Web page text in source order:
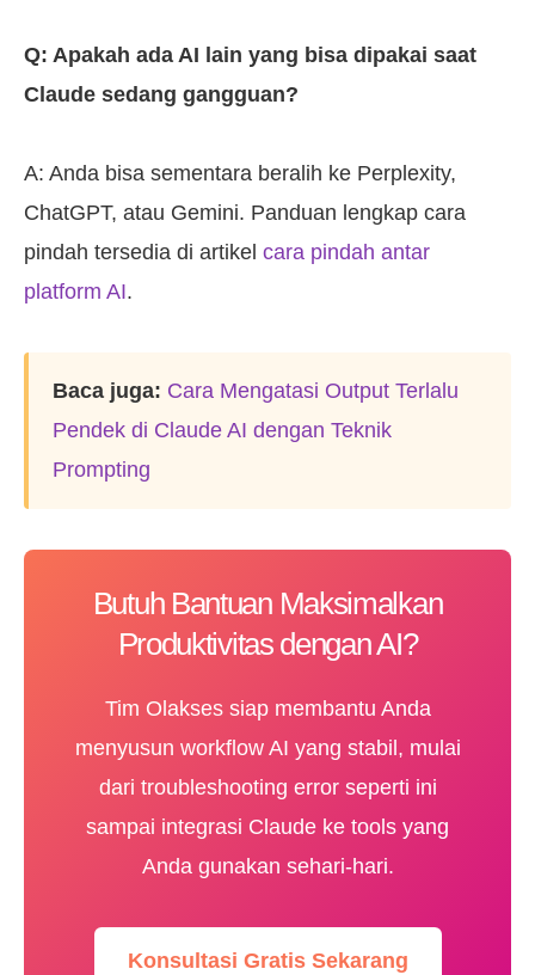
Q: Apakah ada AI lain yang bisa dipakai saat
Claude sedang gangguan?
A: Anda bisa sementara beralih ke Perplexity,
ChatGPT, atau Gemini. Panduan lengkap cara
pindah tersedia di artikel cara pindah antar
platform AI.
Baca juga: Cara Mengatasi Output Terlalu
Pendek di Claude AI dengan Teknik
Prompting
Butuh Bantuan Maksimalkan
Produktivitas dengan AI?
Tim Olakses siap membantu Anda
menyusun workflow AI yang stabil, mulai
dari troubleshooting error seperti ini
sampai integrasi Claude ke tools yang
Anda gunakan sehari-hari.
Konsultasi Gratis Sekarang